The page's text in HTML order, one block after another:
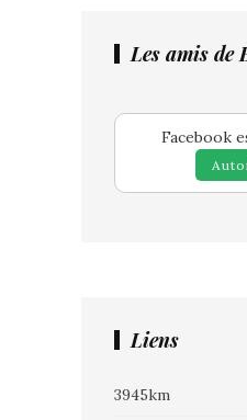
Les amis de
Facebook
Liens
3945km